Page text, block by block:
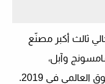
ثالث أكبر مصنّع
وآبل،